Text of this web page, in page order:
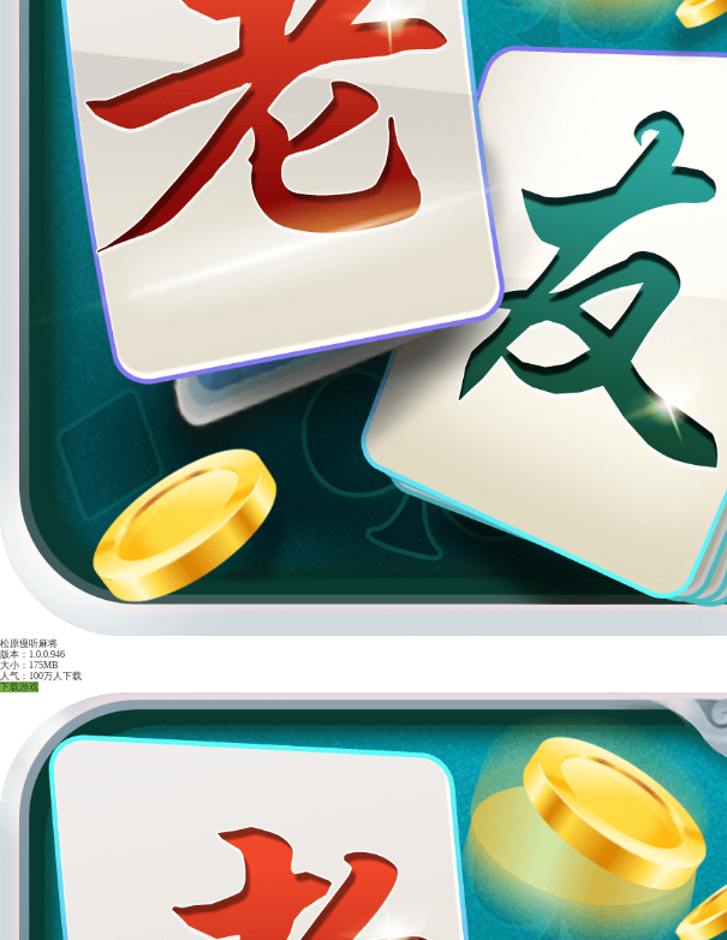
太原麻将安卓版
版本：1.0.0.946
大小：175MB
人气：100万人下载
茶苑双扣苹果版
版本：1.0.0.946
大小：175MB
人气：100万人下载
下载游戏